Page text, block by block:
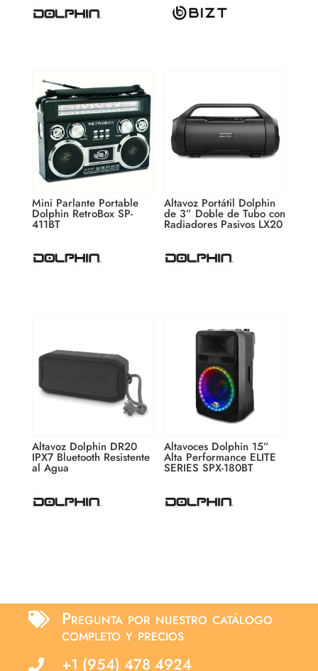
Mini Parlante Portable
Dolphin RetroBox SP-
411BT
Altavoz Portátil Dolphin
de 3” Doble de Tubo con
Radiadores Pasivos LX20
Altavoz Dolphin DR20
IPX7 Bluetooth Resistente
al Agua
Altavoces Dolphin 15”
Alta Performance ELITE
SERIES SPX-180BT
 Pregunta por nuestro catálogo
completo y precios
 +1 (954) 478 4924